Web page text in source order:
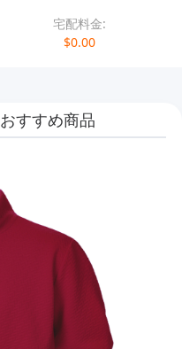
宅配料金:
$0.00
おすすめ商品